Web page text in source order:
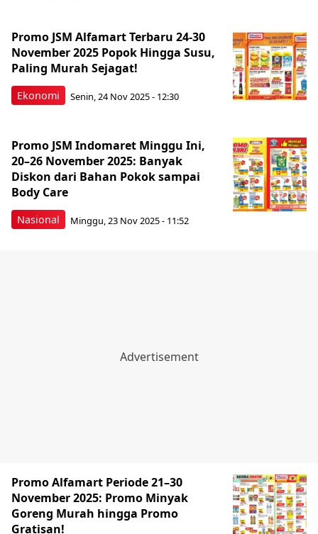
Ekonomi
Promo JSM Alfamart Terbaru 24-30
November 2025 Popok Hingga Susu,
Paling Murah Sejagat!
Senin, 24 Nov 2025 - 12:30
Nasional
Promo JSM Indomaret Minggu Ini,
20–26 November 2025: Banyak
Diskon dari Bahan Pokok sampai
Body Care
Minggu, 23 Nov 2025 - 11:52
Promo Alfamart Periode 21–30
November 2025: Promo Minyak
Goreng Murah hingga Promo
Gratisan!